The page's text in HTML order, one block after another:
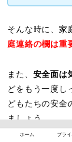
そんな時に、家
庭連絡の欄は重
また、 安全面は
どをもう一度し
どもたちの安全
ましょう。
ホーム プラ